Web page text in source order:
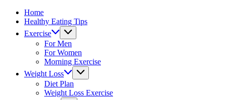
Home
Healthy Eating Tips
Exercise
For Men
For Women
Morning Exercise
Weight Loss
Diet Plan
Weight Loss Exercise